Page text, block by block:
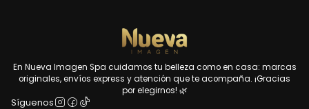
En Nueva Imagen Spa cuidamos tu belleza como en casa: marcas
originales, envíos express y atención que te acompaña. ¡Gracias
por elegirnos! 🌿
Síguenos